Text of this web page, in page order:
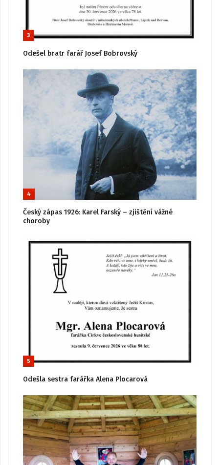
3
Odešel bratr farář Josef Bobrovský
4
Český zápas 1926: Karel Farský – zjištění vážné
choroby
5
Odešla sestra farářka Alena Plocarová